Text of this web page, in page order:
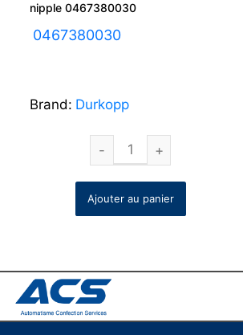
nipple 0467380030
0467380030
Brand: Durkopp
Ajouter au panier